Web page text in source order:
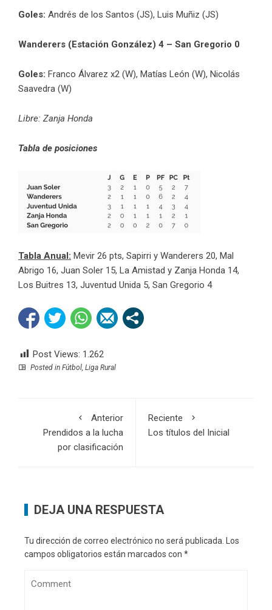
Goles: Andrés de los Santos (JS), Luis Muñiz (JS)
Wanderers (Estación González) 4 – San Gregorio 0
Goles: Franco Álvarez x2 (W), Matías León (W), Nicolás
Saavedra (W)
Libre: Zanja Honda
Tabla de posiciones
Tabla Anual: Mevir 26 pts, Sapirri y Wanderers 20, Mal
Abrigo 16, Juan Soler 15, La Amistad y Zanja Honda 14,
Los Buitres 13, Juventud Unida 5, San Gregorio 4
Post Views: 1.262
Posted in Fútbol Liga Rural
Anterior
Prendidos a la lucha
por clasificación
Reciente
Los títulos del Inicial
DEJA UNA RESPUESTA
Tu dirección de correo electrónico no será publicada.
Los
campos obligatorios están marcados con *